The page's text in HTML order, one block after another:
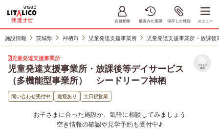
施設情報 茨城県 神栖市 児童発達支援事業所 児童発達支援事業所・放課
児童発達支援事業所
児童発達支援事業所・放課後等デイサービス
（多機能型事業所） シードリーフ神栖
リストに
保存
問い合わせ受付中 送迎あり 土日祝営業
お子さまに合った施設か、気軽に相談してみましょう
空き情報の確認や見学予約も受付中♪